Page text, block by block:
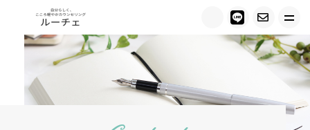
トップ
ルーチェについて